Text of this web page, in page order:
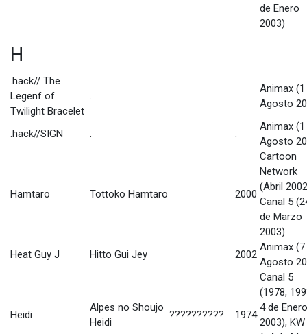
de Enero
2003)
H
.hack// The
Legenf of
Twilight Bracelet
Animax (1
Agosto
.hack//SIGN
Animax (1
Agosto
Hamtaro Tottoko Hamtaro 2000
Cartoon
Network
(Abril
Canal 5
de Marzo
2003)
Heat Guy J
Hitto Gui Jey 2002
Animax (7
Agosto
Heidi
Alpes no Shoujo
Heidi
?????????? 1974
Canal 5
(1978,
4 de Enero
2003), KW